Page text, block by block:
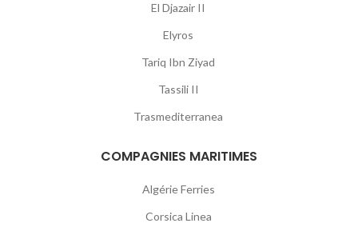
El Djazair II
Elyros
Tariq Ibn Ziyad
Tassili II
Trasmediterranea
COMPAGNIES MARITIMES
Algérie Ferries
Corsica Linea